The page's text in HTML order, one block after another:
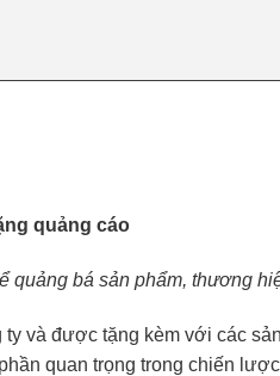
quảng bá sản phẩm, thương
và được tặng kèm với các
quan trọng trong chiến